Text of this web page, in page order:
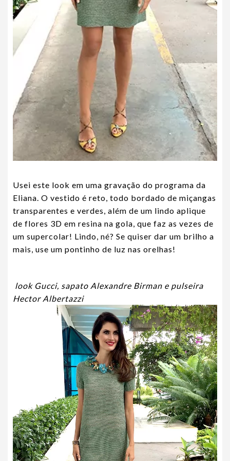
Usei este look em uma gravação do programa da
Eliana. O vestido é reto, todo bordado de miçangas
transparentes e verdes, além de um lindo aplique
de flores 3D em resina na gola, que faz as vezes de
um supercolar! Lindo, né? Se quiser dar um brilho a
mais, use um pontinho de luz nas orelhas!
look Gucci, sapato Alexandre Birman e pulseira
Hector Albertazzi